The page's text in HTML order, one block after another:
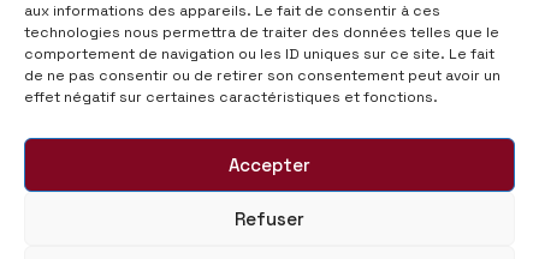
aux informations des appareils. Le fait de consentir à ces
technologies nous permettra de traiter des données telles que le
comportement de navigation ou les ID uniques sur ce site. Le fait
de ne pas consentir ou de retirer son consentement peut avoir un
effet négatif sur certaines caractéristiques et fonctions.
Accepter
Refuser